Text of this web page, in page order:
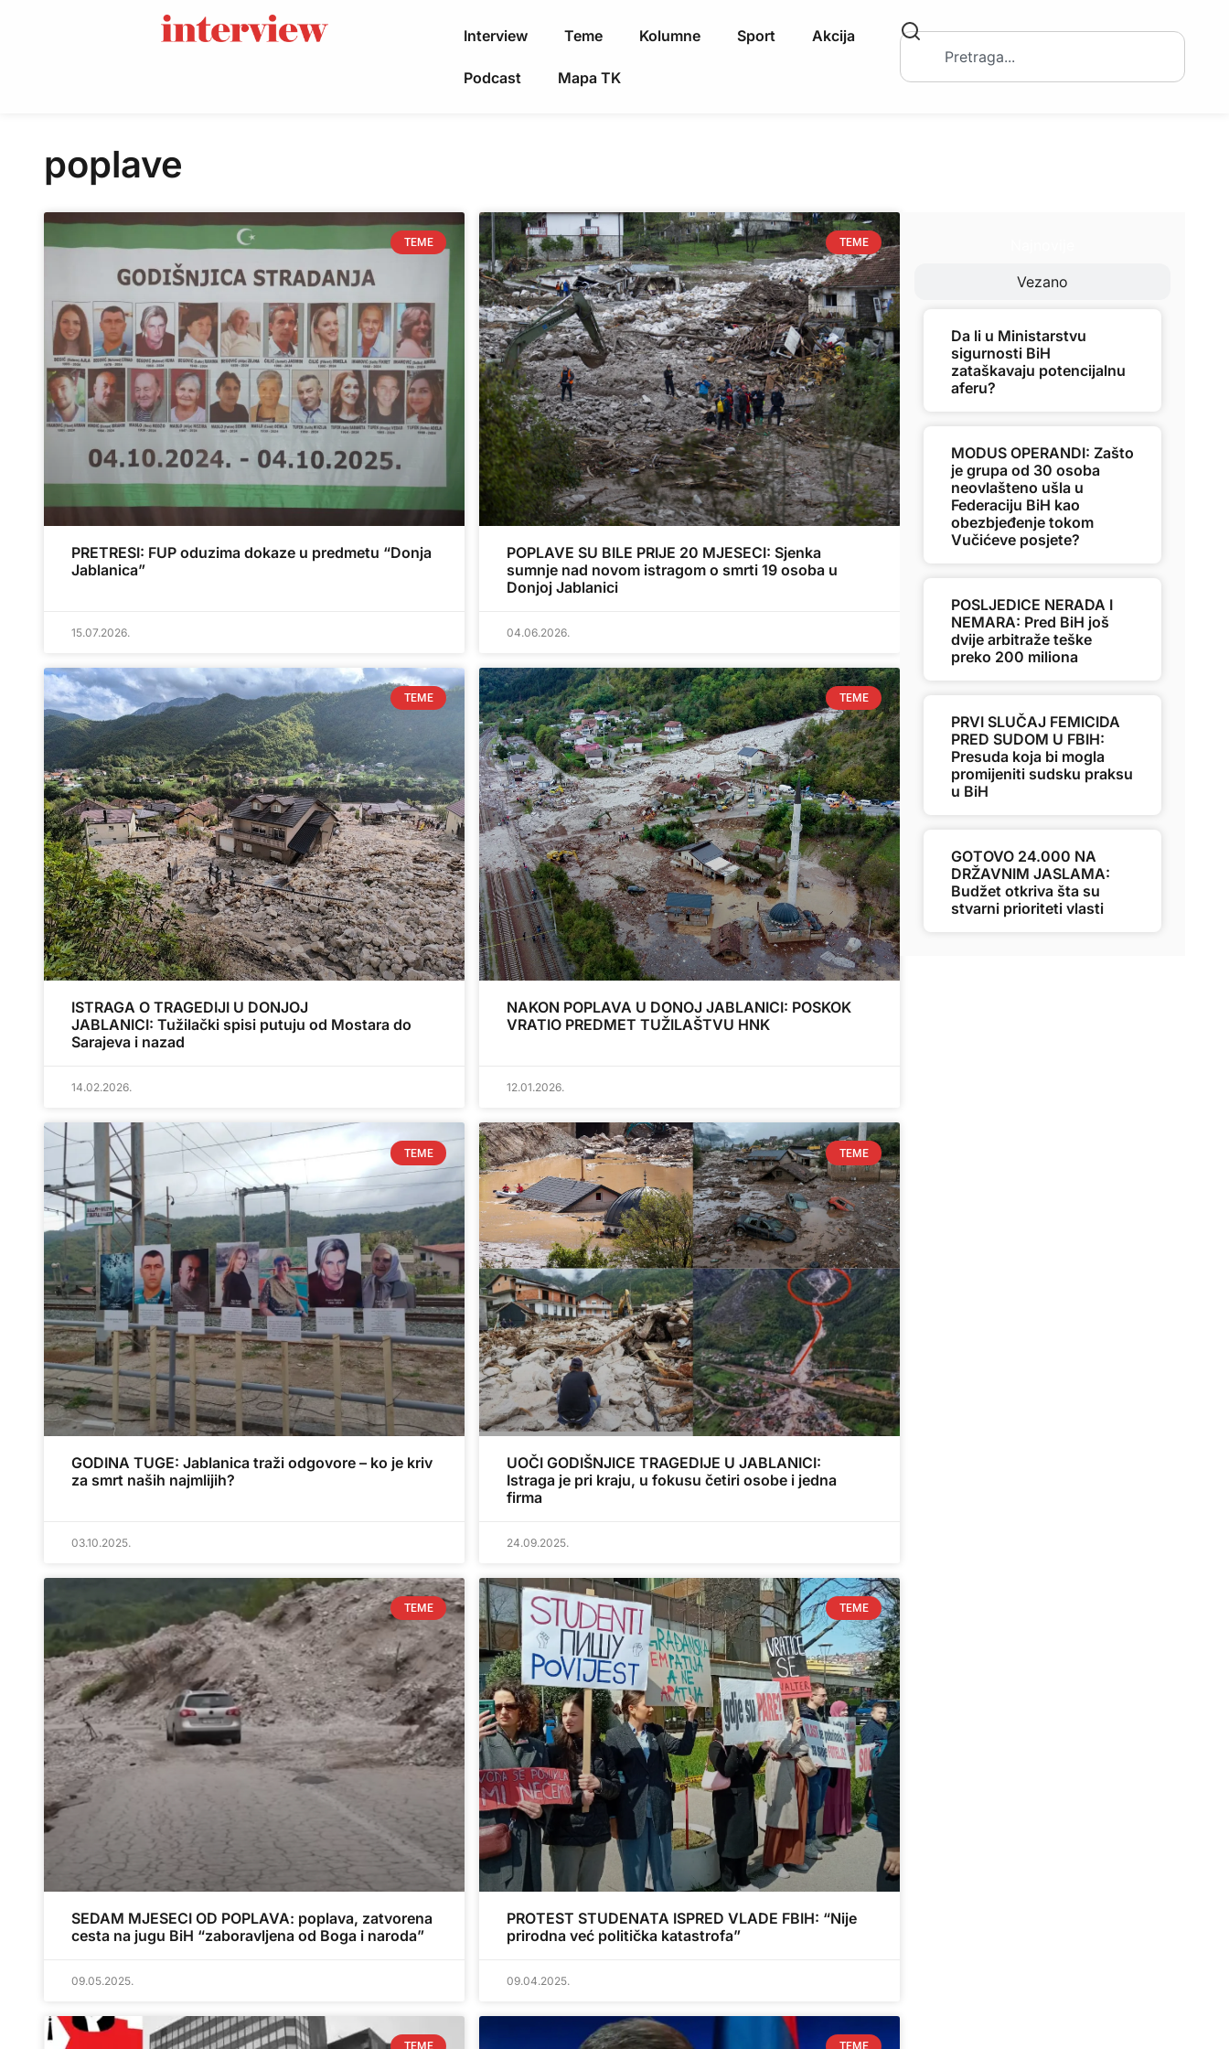
Interview Teme Kolumne Sport Akcija
Podcast Mapa TK
poplave
TEME
PRETRESI: FUP oduzima dokaze u predmetu “Donja
Jablanica”
15.07.2026.
TEME
POPLAVE SU BILE PRIJE 20 MJESECI: Sjenka
sumnje nad novom istragom o smrti 19 osoba u
Donjoj Jablanici
04.06.2026.
TEME
ISTRAGA O TRAGEDIJI U DONJOJ
JABLANICI: Tužilački spisi putuju od Mostara do
Sarajeva i nazad
14.02.2026.
TEME
NAKON POPLAVA U DONOJ JABLANICI: POSKOK
VRATIO PREDMET TUŽILAŠTVU HNK
12.01.2026.
TEME
GODINA TUGE: Jablanica traži odgovore – ko je kriv
za smrt naših najmlijih?
03.10.2025.
TEME
UOČI GODIŠNJICE TRAGEDIJE U JABLANICI:
Istraga je pri kraju, u fokusu četiri osobe i jedna
firma
24.09.2025.
TEME
SEDAM MJESECI OD POPLAVA: poplava, zatvorena
cesta na jugu BiH “zaboravljena od Boga i naroda”
09.05.2025.
TEME
PROTEST STUDENATA ISPRED VLADE FBIH: “Nije
prirodna već politička katastrofa”
09.04.2025.
TEME TEME
Vezano
Da li u Ministarstvu
sigurnosti BiH
zataškavaju potencijalnu
aferu?
MODUS OPERANDI: Zašto
je grupa od 30 osoba
neovlašteno ušla u
Federaciju BiH kao
obezbjeđenje tokom
Vučićeve posjete?
POSLJEDICE NERADA I
NEMARA: Pred BiH još
dvije arbitraže teške
preko 200 miliona
PRVI SLUČAJ FEMICIDA
PRED SUDOM U FBIH:
Presuda koja bi mogla
promijeniti sudsku praksu
u BiH
GOTOVO 24.000 NA
DRŽAVNIM JASLAMA:
Budžet otkriva šta su
stvarni prioriteti vlasti